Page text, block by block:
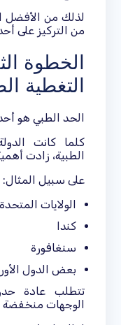
لذلك من الأفضل
من التركيز على
الخطوة
التغطية
الحد الطبي هو
كلما كانت
الطبية، زادت
على سبيل المثال:
الولايات
كندا
سنغافورة
بعض الدول
تتطلب عادة
الوجهات منخفضة